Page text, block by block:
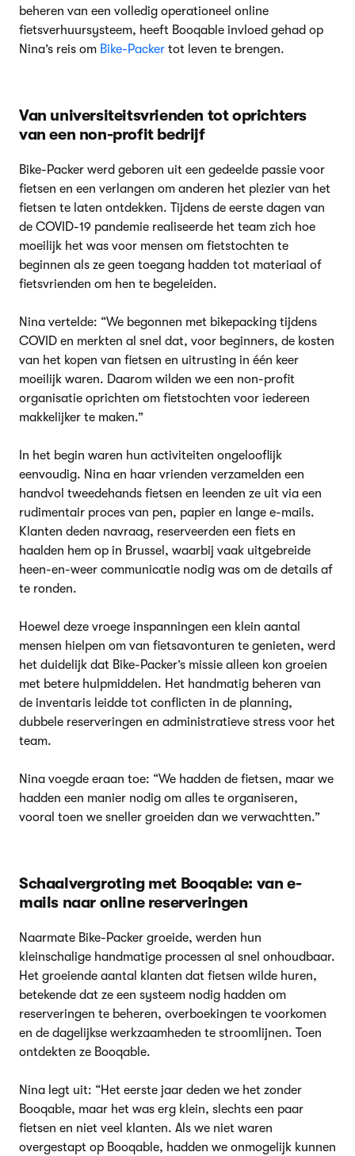
beheren van een volledig operationeel online
fietsverhuursysteem, heeft Booqable invloed gehad op
Nina’s reis om Bike-Packer tot leven te brengen.
Van universiteitsvrienden tot oprichters
van een non-profit bedrijf
Bike-Packer werd geboren uit een gedeelde passie voor
fietsen en een verlangen om anderen het plezier van het
fietsen te laten ontdekken. Tijdens de eerste dagen van
de COVID-19 pandemie realiseerde het team zich hoe
moeilijk het was voor mensen om fietstochten te
beginnen als ze geen toegang hadden tot materiaal of
fietsvrienden om hen te begeleiden.
Nina vertelde: “We begonnen met bikepacking tijdens
COVID en merkten al snel dat, voor beginners, de kosten
van het kopen van fietsen en uitrusting in één keer
moeilijk waren. Daarom wilden we een non-profit
organisatie oprichten om fietstochten voor iedereen
makkelijker te maken.”
In het begin waren hun activiteiten ongelooflijk
eenvoudig. Nina en haar vrienden verzamelden een
handvol tweedehands fietsen en leenden ze uit via een
rudimentair proces van pen, papier en lange e-mails.
Klanten deden navraag, reserveerden een fiets en
haalden hem op in Brussel, waarbij vaak uitgebreide
heen-en-weer communicatie nodig was om de details af
te ronden.
Hoewel deze vroege inspanningen een klein aantal
mensen hielpen om van fietsavonturen te genieten, werd
het duidelijk dat Bike-Packer’s missie alleen kon groeien
met betere hulpmiddelen. Het handmatig beheren van
de inventaris leidde tot conflicten in de planning,
dubbele reserveringen en administratieve stress voor het
team.
Nina voegde eraan toe: “We hadden de fietsen, maar we
hadden een manier nodig om alles te organiseren,
vooral toen we sneller groeiden dan we verwachtten.”
Schaalvergroting met Booqable: van e-
mails naar online reserveringen
Naarmate Bike-Packer groeide, werden hun
kleinschalige handmatige processen al snel onhoudbaar.
Het groeiende aantal klanten dat fietsen wilde huren,
betekende dat ze een systeem nodig hadden om
reserveringen te beheren, overboekingen te voorkomen
en de dagelijkse werkzaamheden te stroomlijnen. Toen
ontdekten ze Booqable.
Nina legt uit: “Het eerste jaar deden we het zonder
Booqable, maar het was erg klein, slechts een paar
fietsen en niet veel klanten. Als we niet waren
overgestapt op Booqable, hadden we onmogelijk kunnen